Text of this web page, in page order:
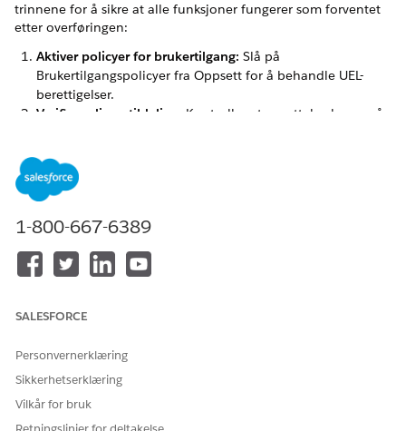
trinnene for å sikre at alle funksjoner fungerer som forventet
etter overføringen:
Aktiver policyer for brukertilgang: Slå på
Brukertilgangspolicyer fra Oppsett for å behandle UEL-
berettigelser.
Verifisere lisenstildeling:
Kontroller at ansattebrukerne nå
Oppdatere feltnivåsikkerhet:
manuelt for Sak- og Hendelse-objekter for å sikre at de nye
Oppdatere nettstedsmedlemskap:
Experience Cloud-nettstedene.
Kjør lederklargjøring:
1-800-667-6389
SALESFORCE
Personvernerklæring
Sikkerhetserklæring
Vilkår for bruk